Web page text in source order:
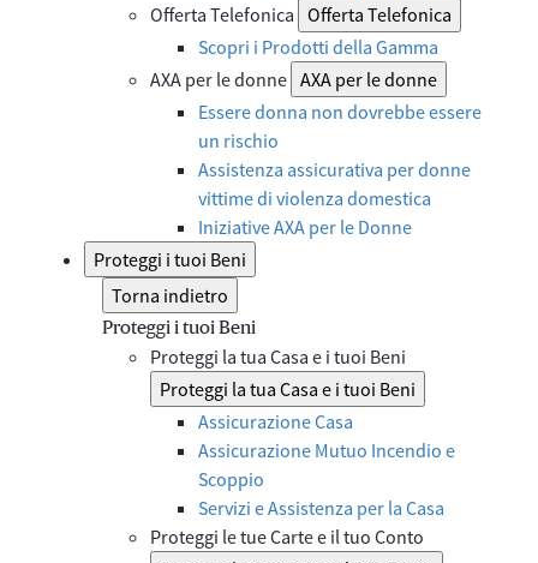
Offerta Telefonica Offerta Telefonica
Scopri i Prodotti della Gamma
AXA per le donne AXA per le donne
Essere donna non dovrebbe essere
un rischio
Assistenza assicurativa per donne
vittime di violenza domestica
Iniziative AXA per le Donne
Proteggi i tuoi Beni
Torna indietro
Proteggi i tuoi Beni
Proteggi la tua Casa e i tuoi Beni
Proteggi la tua Casa e i tuoi Beni
Assicurazione Casa
Assicurazione Mutuo Incendio e
Scoppio
Servizi e Assistenza per la Casa
Proteggi le tue Carte e il tuo Conto